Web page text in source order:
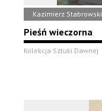
Kazimierz Stabrowski
Pieśń wieczorna
Kolekcja Sztuki Dawnej